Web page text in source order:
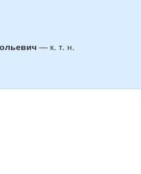
— к. т. н.